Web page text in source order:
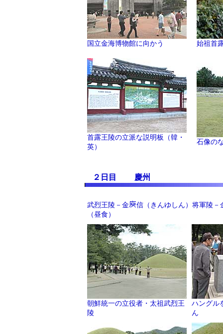
国立金海博物館に向かう 始祖首
首露王陵の立派な説明板（韓・
英）
石像の
２日目 慶州
武烈王陵－金
信（きんゆしん）将軍陵
（昼食）
朝鮮統一の立役者・太祖武烈王
陵
ハングル
ん